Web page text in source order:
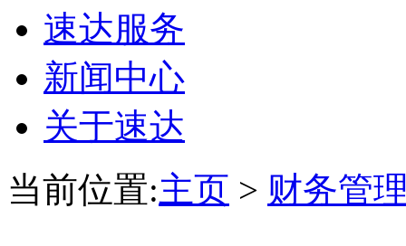
速达服务
新闻中心
关于速达
当前位置:主页 > 财务管